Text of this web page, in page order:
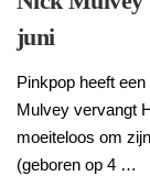
juni
Pinkpop heeft
Mulvey vervangt
moeiteloos om
(geboren op 4 …